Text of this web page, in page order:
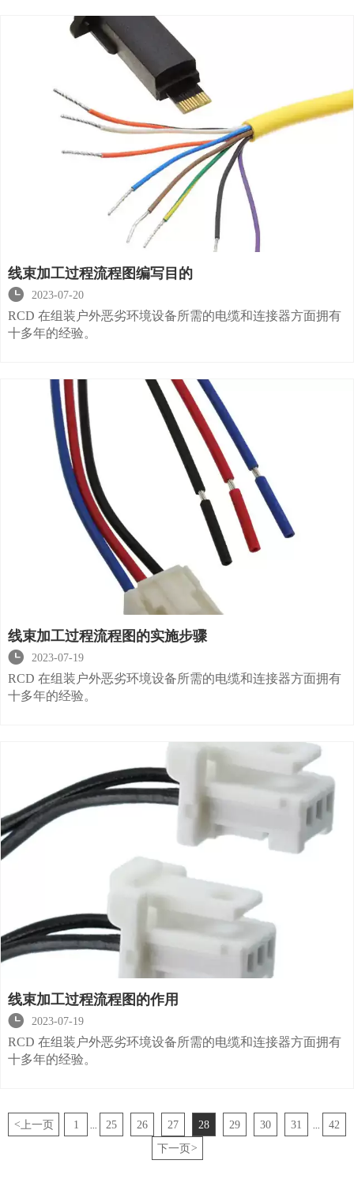
线束加工过程流程图编写目的

2023-07-20
RCD 在组装户外恶劣环境设备所需的电缆和连接器方面拥有
十多年的经验。
线束加工过程流程图的实施步骤

2023-07-19
RCD 在组装户外恶劣环境设备所需的电缆和连接器方面拥有
十多年的经验。
线束加工过程流程图的作用

2023-07-19
RCD 在组装户外恶劣环境设备所需的电缆和连接器方面拥有
十多年的经验。
< 上一页 1 25 26 27 28 29 30 31
42
下一页>